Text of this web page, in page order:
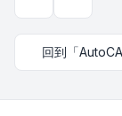
回到「